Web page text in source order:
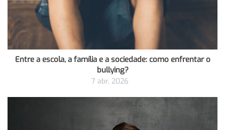
Entre a escola, a família e a sociedade: como enfrentar o
bullying?
7 abr, 2026